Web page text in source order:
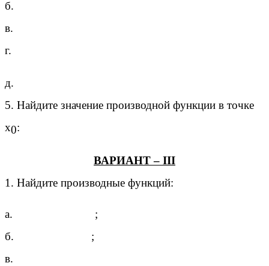
б.
в.
г.
д.
5. Найдите значение производной функции в точке
х0:
ВАРИАНТ – III
1. Найдите производные функций:
а.
;
б.
;
в.